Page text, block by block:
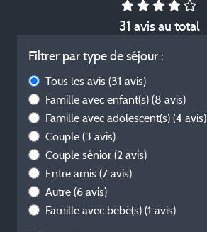
31 avis au total
Filtrer par type de séjour :
Tous les avis (31 avis)
Famille avec enfant(s) (8 avis)
Famille avec adolescent(s) (4 avis)
Couple (3 avis)
Couple sénior (2 avis)
Entre amis (7 avis)
Autre (6 avis)
Famille avec bébé(s) (1 avis)